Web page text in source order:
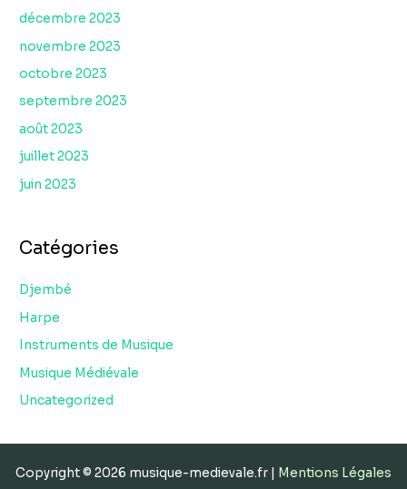
décembre 2023
novembre 2023
octobre 2023
septembre 2023
août 2023
juillet 2023
juin 2023
Catégories
Djembé
Harpe
Instruments de Musique
Musique Médiévale
Uncategorized
Copyright © 2026 musique-medievale.fr | Mentions Légales